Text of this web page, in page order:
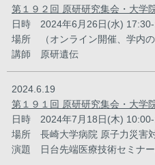
第１９２回 原研研究集会・大学
日時 2024年6月26日(水)
場所 （オンライン開催、学内の
講師 原研遺伝
2024.6.19
第１９１回 原研研究集会・大学
日時 2024年7月18日(木)
場所 長崎大学病院 原子力災害
演題 日台先端医療技術セミナ